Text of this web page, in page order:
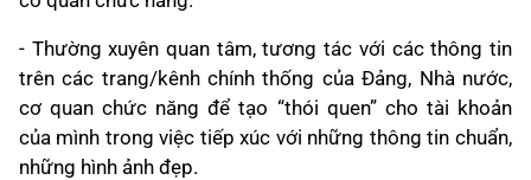
- Thường xuyên quan tâm, tương tác với các thông tin
trên các trang/kênh chính thống của Đảng, Nhà nước,
cơ quan chức năng để tạo “thói quen” cho tài khoản
của mình trong việc tiếp xúc với những thông tin chuẩn,
những hình ảnh đẹp.